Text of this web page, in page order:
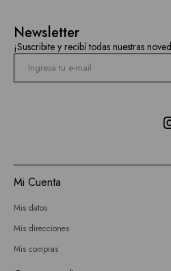
Newsletter
¡Suscribite y recibí todas nuestras
Mi Cuenta
Mis datos
Mis direcciones
Mis compras